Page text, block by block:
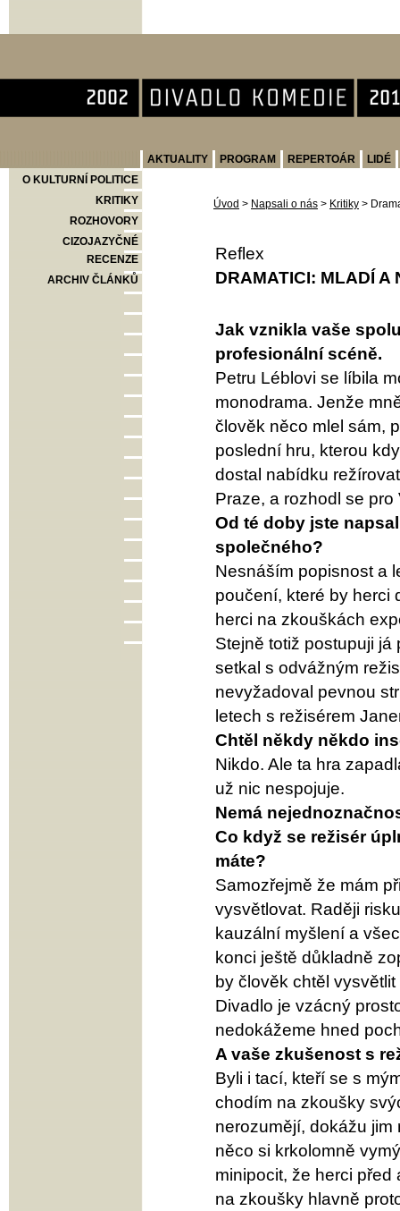
AKTUALITY PROGRAM REPERTOÁR
LIDÉ
O KULTURNÍ POLITICE
KRITIKY
ROZHOVORY
CIZOJAZYČNÉ
RECENZE
ARCHIV ČLÁNKŮ
Úvod > Napsali o nás > Kritiky >
Reflex
DRAMATICI: MLADÍ A
Jak vznikla vaše
profesionální scéně.
Petru Léblovi se líbila
monodrama. Jenže
člověk něco mlel sám,
poslední hru, kterou
dostal nabídku
Praze, a rozhodl se pro
Od té doby jste
společného?
Nesnáším popisnost a
poučení, které by herci
herci na zkouškách
Stejně totiž postupuji
setkal s odvážným
nevyžadoval pevnou
letech s režisérem
Chtěl někdy někdo
Nikdo. Ale ta hra
už nic nespojuje.
Nemá
Co když se režisér
máte?
Samozřejmě že mám
vysvětlovat. Raději
kauzální myšlení a
konci ještě důkladně
by člověk chtěl
Divadlo je vzácný
nedokážeme hned
A vaše zkušenost s
Byli i tací, kteří se s
chodím na zkoušky
nerozumějí, dokážu jim
něco si krkolomně
minipocit, že herci
na zkoušky hlavně